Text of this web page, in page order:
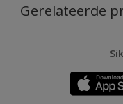
Gerelateerde